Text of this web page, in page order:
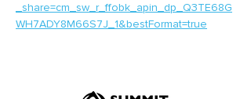
_share=cm_sw_r_ffobk_apin_dp_Q3TE68G
WH7ADY8M66S7J_1&bestFormat=true